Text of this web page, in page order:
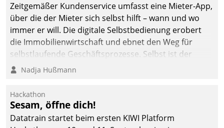
Zeitgemäßer Kundenservice umfasst eine Mieter-App,
über die der Mieter sich selbst hilft – wann und wo
immer er will. Die digitale Selbstbedienung erobert
die Immobilienwirtschaft und ebnet den Weg für
selbstlaufende Geschäftsprozesse. Selbst ist der
Kunde und smart der Serviceanbieter.
Nadja Hußmann
Hackathon
Sesam, öffne dich!
Datatrain startet beim ersten KIWI Platform